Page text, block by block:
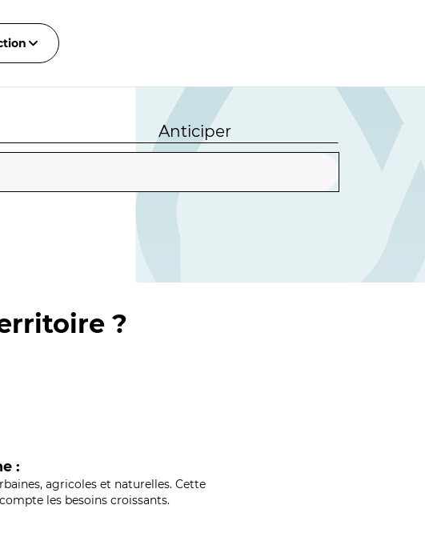
Anticiper
?
:
agricoles et naturelles. Cette
les besoins croissants.